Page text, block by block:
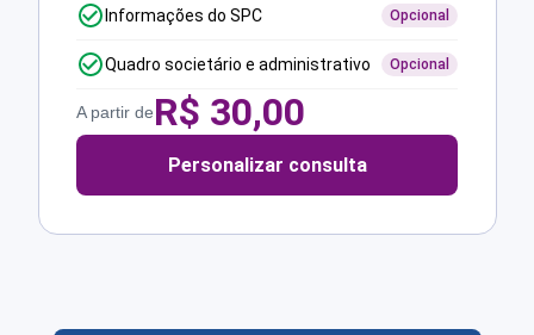
Informações do SPC Opcional
Quadro societário e administrativo Opcional
A partir deR$ 30,00
Personalizar consulta